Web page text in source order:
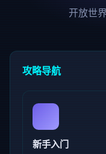
开放世
攻略导航
新手入门